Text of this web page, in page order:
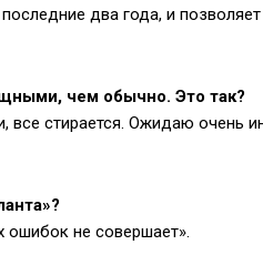
два года, и
чем обычно. Это так?
все стирается. Ожидаю очень
ошибок не совершает».